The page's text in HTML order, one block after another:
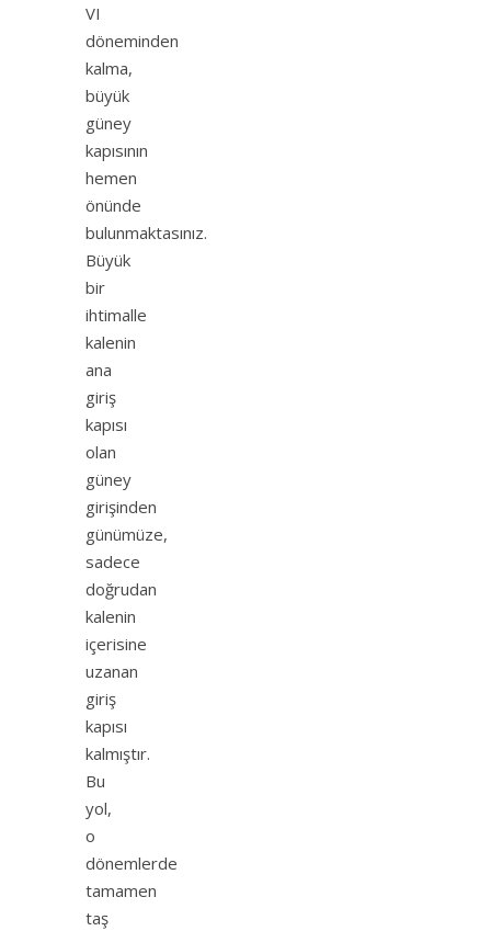
VI
döneminden
kalma,
büyük
güney
kapısının
hemen
önünde
bulunmaktasınız.
Büyük
bir
ihtimalle
kalenin
ana
giriş
kapısı
olan
güney
girişinden
günümüze,
sadece
doğrudan
kalenin
içerisine
uzanan
giriş
kapısı
kalmıştır.
Bu
yol,
o
dönemlerde
tamamen
taş